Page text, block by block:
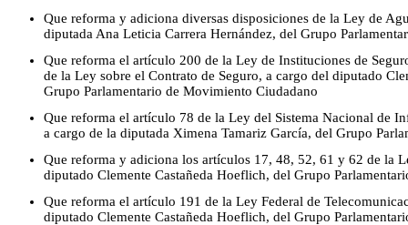
Que reforma y adiciona diversas disposiciones de la Ley de
diputada Ana Leticia Carrera Hernández, del Grupo
Que reforma el artículo 200 de la Ley de Instituciones de
de la Ley sobre el Contrato de Seguro, a cargo del diputado
Grupo Parlamentario de Movimiento Ciudadano
Que reforma el artículo 78 de la Ley del Sistema Nacional de
a cargo de la diputada Ximena Tamariz García, del Grupo
Que reforma y adiciona los artículos 17, 48, 52, 61 y 62 de la
diputado Clemente Castañeda Hoeflich, del Grupo
Que reforma el artículo 191 de la Ley Federal de
diputado Clemente Castañeda Hoeflich, del Grupo